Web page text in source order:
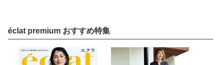
éclat premium おすすめ特集